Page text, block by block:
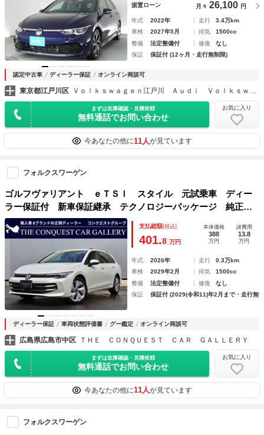
据置ローン 月々 26,100 円
年式 2022年 走行
3.4万km
車検
2027年5月 排気
1500cc
整備
法定整備付 修復
なし
保証
保証付 (12ヶ月・走行無制限)
認定中古車 ディーラー保証 オンライン商談可
東京都江戸川区 Ｖｏｌｋｓｗａｇｅｎ江戸川 Ａｕｄｉ Ｖｏｌｋｓｗａｇｅｎ Ｒｅｔａｉｌ Ｊａｐａｎ株式会社
まずは在庫確認・見積依頼
無料通話でお問い合わせ
お気に入り
今あなたの他に11人が見ています
フォルクスワーゲン
ゴルフヴァリアント ｅＴＳＩ スタイル 元試乗車 ディー
ラー保証付 新車保証継承 テクノロジーパッケージ 純正ド
ラレコ前後付き パールホワイト ナビ ヘッドアップディス
プレイ パワーテールゲート
支払総額(税込)
401.8 万円
本体価格
388
万円
諸費用
13.8
万円
年式 2026年 走行
0.3万km
車検
2029年2月 排気
1500cc
整備
法定整備付 修復
なし
保証
保証付 (2029(令和11)年2月まで・走行無
ディーラー保証 車両状態評価書 グー鑑定 オンライン商談可
広島県広島市中区 ＴＨＥ ＣＯＮＱＵＥＳＴ ＣＡＲ ＧＡＬＬＥＲＹ
まずは在庫確認・見積依頼
無料通話でお問い合わせ
お気に入り
今あなたの他に11人が見ています
フォルクスワーゲン